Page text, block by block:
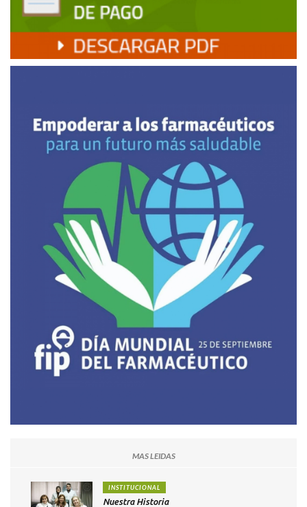
MAS LEIDAS
INSTITUCIONAL
Nuestra Historia